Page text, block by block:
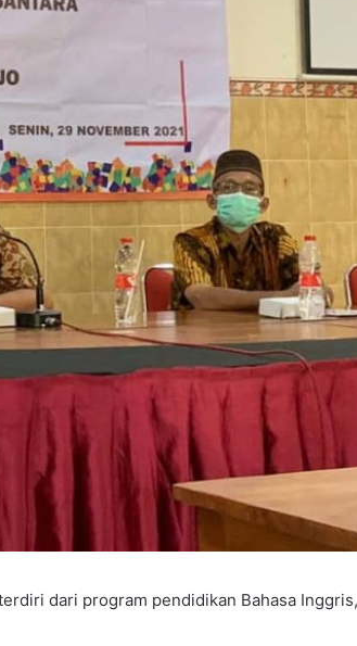
dari program pendidikan Bahasa